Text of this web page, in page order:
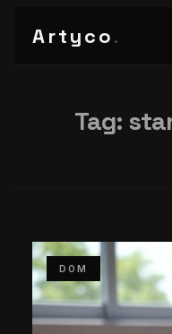
Artyco.
Tag:
DOM